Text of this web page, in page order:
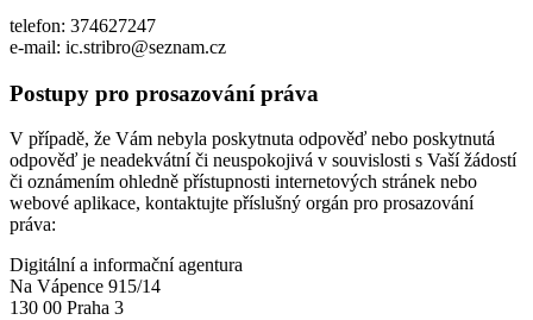
telefon: 374627247
e-mail: ic.stribro@seznam.cz
Postupy pro prosazování práva
V případě, že Vám nebyla poskytnuta odpověď nebo poskytnutá
odpověď je neadekvátní či neuspokojivá v souvislosti s Vaší žádostí
či oznámením ohledně přístupnosti internetových stránek nebo
webové aplikace, kontaktujte příslušný orgán pro prosazování
práva:
Digitální a informační agentura
Na Vápence 915/14
130 00 Praha 3